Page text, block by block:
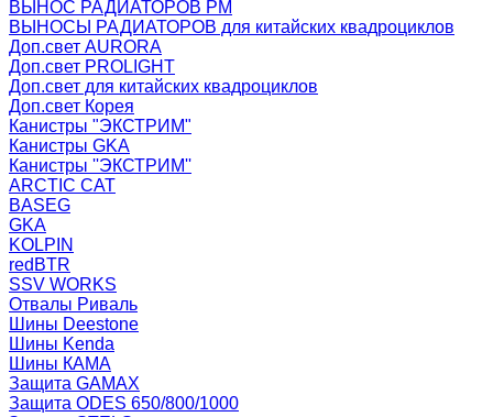
ВЫНОС РАДИАТОРОВ РМ
ВЫНОСЫ РАДИАТОРОВ для китайских квадроциклов
Доп.свет AURORA
Доп.свет PROLIGHT
Доп.свет для китайских квадроциклов
Доп.свет Корея
Канистры "ЭКСТРИМ"
Канистры GKA
Канистры ''ЭКСТРИМ''
ARCTIC CAT
BASEG
GKA
KOLPIN
redBTR
SSV WORKS
Отвалы Риваль
Шины Deestone
Шины Kenda
Шины КАМА
Защита GAMAX
Защита ODES 650/800/1000